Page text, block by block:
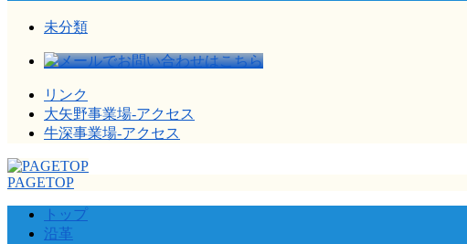
未分類
リンク
大矢野事業場-アクセス
牛深事業場-アクセス
PAGETOP
トップ
沿革